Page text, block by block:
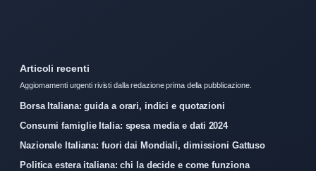
Articoli recenti
Aggiornamenti urgenti rivisti dalla redazione prima della pubblicazione.
Borsa Italiana: guida a orari, indici e quotazioni
Consumi famiglie Italia: spesa media e dati 2024
Nazionale Italiana: fuori dai Mondiali, dimissioni Gattuso
Politica estera italiana: chi la decide e come funziona